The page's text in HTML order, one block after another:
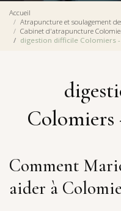
Accueil
Atrapuncture et soulagement
Cabinet d'atrapuncture
digestion difficile Colomiers
Comment
aider à